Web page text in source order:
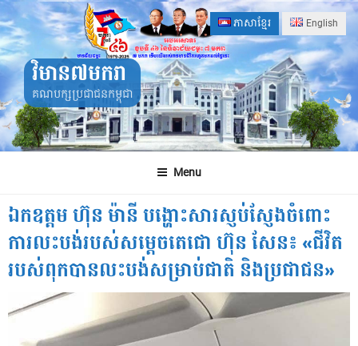
Skip
to
content
ភាសាខ្មែរ English
វិមាន៧មករា
គណបក្សប្រជាជនកម្ពុជា
Menu
ឯកឧត្តម ហ៊ុន ម៉ានី បង្ហោះសារស្ញប់ស្ញែងចំពោះ
ការលះបង់របស់សម្ដេចតេជោ ហ៊ុន សែន៖ «ជីវិត
របស់ពុកបានលះបង់សម្រាប់ជាតិ និងប្រជាជន»